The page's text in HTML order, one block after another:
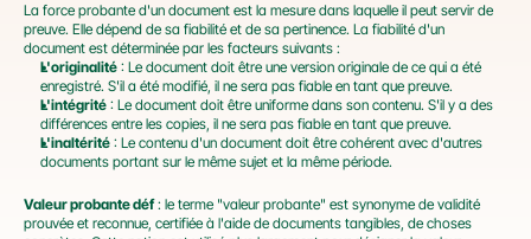
La force probante d'un document est la mesure dans laquelle il peut servir de
preuve. Elle dépend de sa fiabilité et de sa pertinence. La fiabilité d'un
document est déterminée par les facteurs suivants :
L'originalité : Le document doit être une version originale de ce qui a été
enregistré. S'il a été modifié, il ne sera pas fiable en tant que preuve.
L'intégrité : Le document doit être uniforme dans son contenu. S'il y a des
différences entre les copies, il ne sera pas fiable en tant que preuve.
L'inaltérité : Le contenu d'un document doit être cohérent avec d'autres
documents portant sur le même sujet et la même période.
Valeur probante déf : le terme "valeur probante" est synonyme de validité
prouvée et reconnue, certifiée à l'aide de documents tangibles, de choses